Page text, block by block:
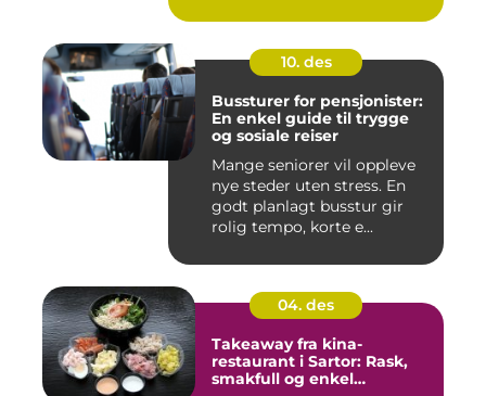
10. des
Bussturer for pensjonister:
En enkel guide til trygge
og sosiale reiser
Mange seniorer vil oppleve
nye steder uten stress. En
godt planlagt busstur gir
rolig tempo, korte e...
04. des
Takeaway fra kina-
restaurant i Sartor: Rask,
smakfull og enkel